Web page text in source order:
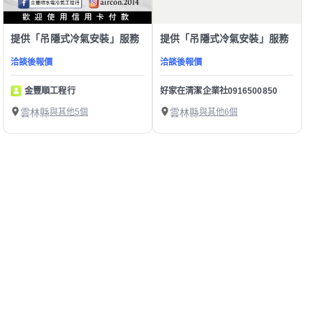
提供「吊隱式冷氣安裝」服務
洽談後報價
金豐順工程行
雲林縣與其他5個
提供「吊隱式冷氣安裝」服務
洽談後報價
好家在清潔企業社0916500850
雲林縣與其他6個